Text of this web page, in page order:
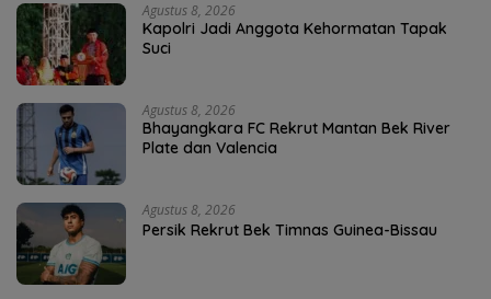
Agustus 8, 2026
Kapolri Jadi Anggota Kehormatan Tapak
Suci
Agustus 8, 2026
Bhayangkara FC Rekrut Mantan Bek River
Plate dan Valencia
Agustus 8, 2026
Persik Rekrut Bek Timnas Guinea-Bissau